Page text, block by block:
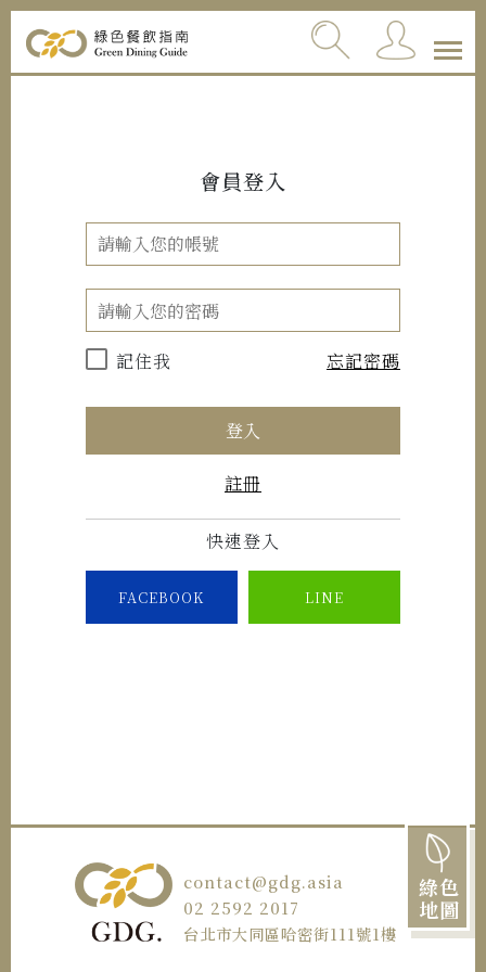
綠色
地圖
會員登入
記住我 忘記密碼
登入
註冊
快速登入
FACEBOOK LINE
contact@gdg.asia
02 2592 2017
台北市大同區哈密街111號1樓